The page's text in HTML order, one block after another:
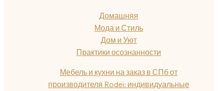
Домашняя
Мода и Стиль
Дом и Уют
Практики осознанности
Мебель и кухни на заказ в СПб от
производителя Rodei: индивидуальные